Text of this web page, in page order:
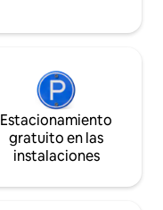
Estacionamiento
gratuito en las
instalaciones